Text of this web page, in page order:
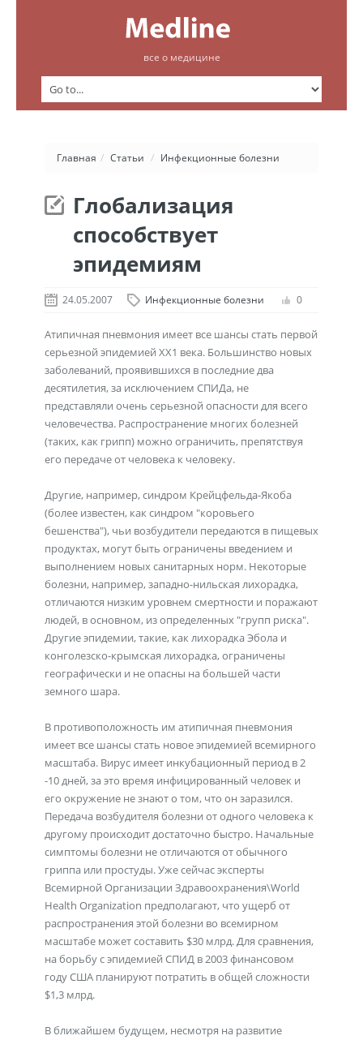
все о медицине
Главная / Статьи / Инфекционные болезни
Глобализация
способствует
эпидемиям
24.05.2007 Инфекционные болезни 0
Атипичная пневмония имеет все шансы стать первой
серьезной эпидемией ХХ1 века. Большинство новых
заболеваний, проявившихся в последние два
десятилетия, за исключением СПИДа, не
представляли очень серьезной опасности для всего
человечества. Распространение многих болезней
(таких, как грипп) можно ограничить, препятствуя
его передаче от человека к человеку.
Другие, например, синдром Крейцфельда-Якоба
(более известен, как синдром "коровьего
бешенства"), чьи возбудители передаются в пищевых
продуктах, могут быть ограничены введением и
выполнением новых санитарных норм. Некоторые
болезни, например, западно-нильская лихорадка,
отличаются низким уровнем смертности и поражают
людей, в основном, из определенных "групп риска".
Другие эпидемии, такие, как лихорадка Эбола и
конголезско-крымская лихорадка, ограничены
географически и не опасны на большей части
земного шара.
В противоположность им атипичная пневмония
имеет все шансы стать новое эпидемией всемирного
масштаба. Вирус имеет инкубационный период в 2
-10 дней, за это время инфицированный человек и
его окружение не знают о том, что он заразился.
Передача возбудителя болезни от одного человека к
другому происходит достаточно быстро. Начальные
симптомы болезни не отличаются от обычного
гриппа или простуды. Уже сейчас эксперты
Всемирной Организации Здравоохранения\World
Health Organization предполагают, что ущерб от
распространения этой болезни во всемирном
масштабе может составить $30 млрд. Для сравнения,
на борьбу с эпидемией СПИД в 2003 финансовом
году США планируют потратить в общей сложности
$1,3 млрд.
В ближайшем будущем, несмотря на развитие